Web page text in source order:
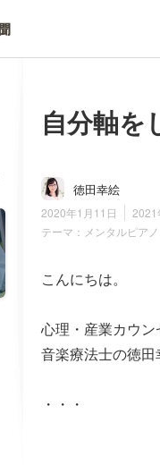
自分軸を
徳田幸絵
2020年1月11日
2021
テーマ： メンタルピアノ
こんにちは。
心理・産業カウ
音楽療法士の徳田
・・・